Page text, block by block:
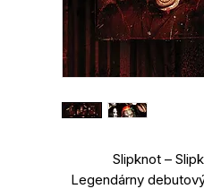
Slipknot –
Legendárny